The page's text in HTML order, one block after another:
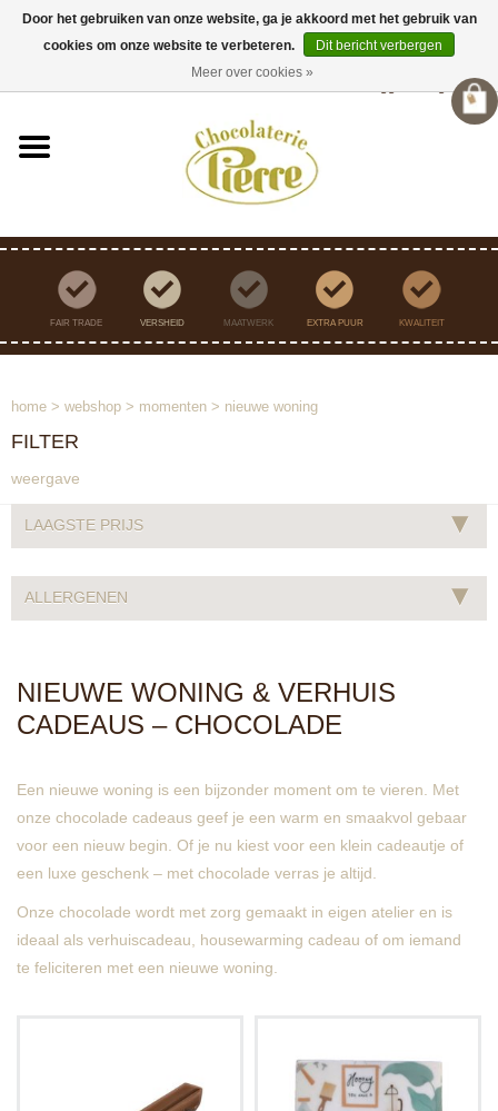
Verzending binnen Nederland vanaf €45,- gratis
Registreren
FAIR TRADE VERSHEID MAATWERK EXTRA PUUR KWALITEIT
home > webshop > momenten > nieuwe woning
FILTER
weergave
LAAGSTE PRIJS ▾
ALLERGENEN ▾
NIEUWE WONING & VERHUIS
CADEAUS – CHOCOLADE
Een nieuwe woning is een bijzonder moment om te vieren. Met
onze chocolade cadeaus geef je een warm en smaakvol gebaar
voor een nieuw begin. Of je nu kiest voor een klein cadeautje of
een luxe geschenk – met chocolade verras je altijd.
Onze chocolade wordt met zorg gemaakt in eigen atelier en is
ideaal als verhuiscadeau, housewarming cadeau of om iemand
te feliciteren met een nieuwe woning.
Door het gebruiken van onze website, ga je akkoord met het gebruik van
cookies om onze website te verbeteren.
Dit bericht verbergen
Meer over cookies »